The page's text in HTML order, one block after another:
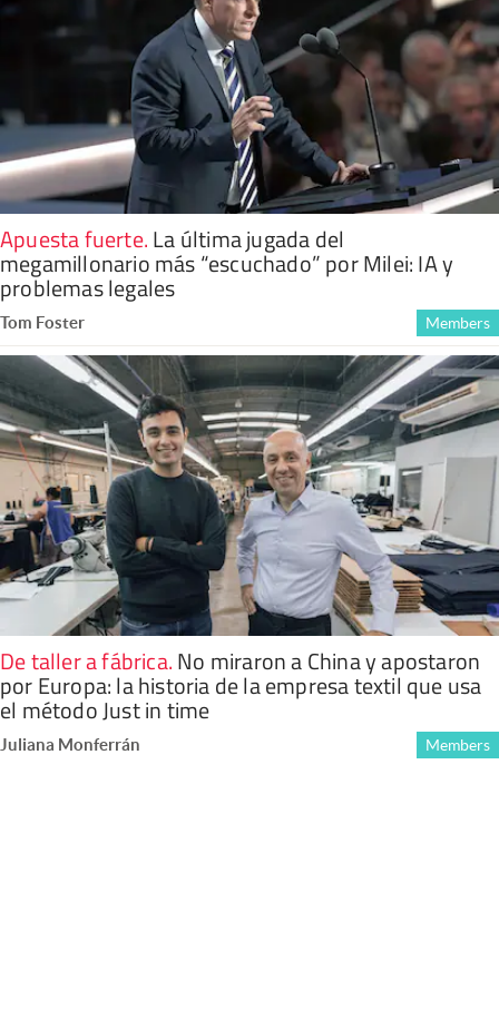
Apuesta fuerte.La última jugada del
megamillonario más “escuchado” por Milei: IA y
problemas legales
Tom Foster Members
De taller a fábrica.No miraron a China y apostaron
por Europa: la historia de la empresa textil que usa
el método Just in time
Juliana Monferrán Members